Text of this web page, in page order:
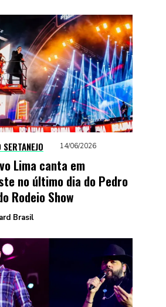
14/06/2026
Lima canta em
no último dia do Pedro
Rodeio Show
Brasil